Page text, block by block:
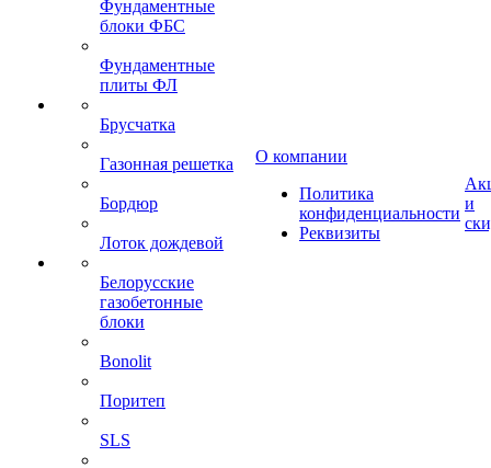
Фундаментные
блоки ФБС
Фундаментные
плиты ФЛ
Брусчатка
Газонная решетка
Бордюр
Лоток дождевой
Белорусские
газобетонные
блоки
Bonolit
Поритеп
SLS
О компании
Политика
конфиденциальности
Реквизиты
и